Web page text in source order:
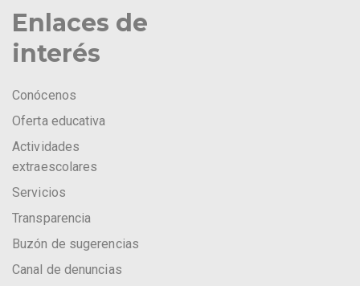
Enlaces de
interés
Conócenos
Oferta educativa
Actividades
extraescolares
Servicios
Transparencia
Buzón de sugerencias
Canal de denuncias